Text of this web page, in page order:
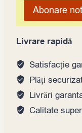
email
address
join
the
waitlist
product
Abonare
Livrare rapidă
Satisfacție
Plăți
Livrări
Calitate